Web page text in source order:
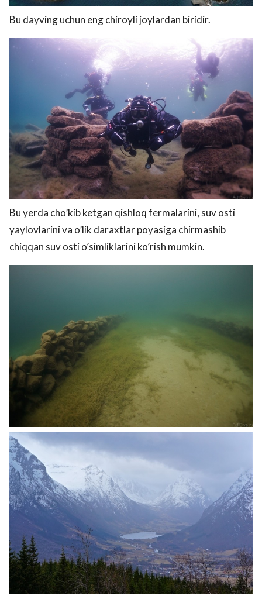
Bu dayving uchun eng chiroyli joylardan biridir.
Bu yerda cho’kib ketgan qishloq fermalarini, suv osti
yaylovlarini va o’lik daraxtlar poyasiga chirmashib
chiqqan suv osti o’simliklarini ko’rish mumkin.